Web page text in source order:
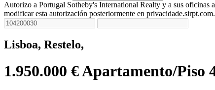
Autorizo a Portugal Sotheby's International Realty y a sus oficinas
modificar esta autorización posteriormente en privacidade.sirpt.com.
Lisboa, Restelo,
1.950.000 €Apartamento/Piso